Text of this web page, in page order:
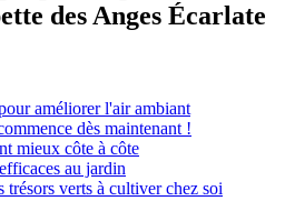
des Anges Écarlate
améliorer l'air ambiant
dès maintenant !
mieux côte à côte
au jardin
trésors verts à cultiver chez soi